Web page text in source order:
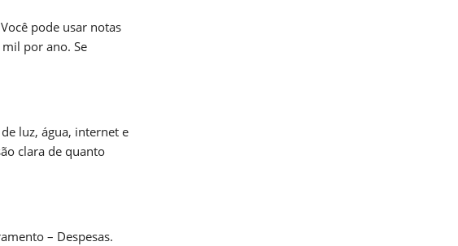
pode usar notas
por ano. Se
luz, água, internet e
clara de quanto
– Despesas.